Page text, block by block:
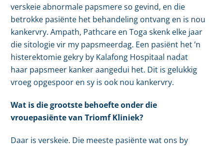
verskeie abnormale papsmere so gevind, en die
betrokke pasiënte het behandeling ontvang en is nou
kankervry. Ampath, Pathcare en Toga skenk elke jaar
die sitologie vir my papsmeerdag. Een pasiënt het ’n
histerektomie gekry by Kalafong Hospitaal nadat
haar papsmeer kanker aangedui het. Dit is gelukkig
vroeg opgespoor en sy is ook nou kankervry.
Wat is die grootste behoefte onder die
vrouepasiënte van Triomf Kliniek?
Daar is verskeie. Die meeste pasiënte wat ons by